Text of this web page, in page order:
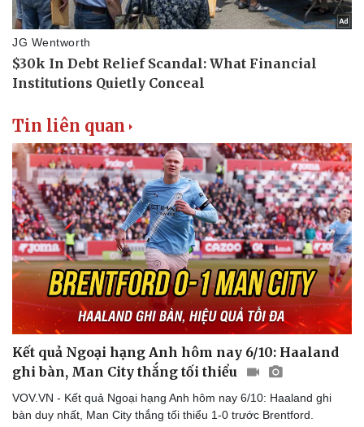
Tin liên quan
Kết quả Ngoại hạng Anh hôm nay 6/10: Haaland
ghi bàn, Man City thắng tối thiểu
VOV.VN - Kết quả Ngoại hạng Anh hôm nay 6/10: Haaland ghi
bàn duy nhất, Man City thắng tối thiểu 1-0 trước Brentford.